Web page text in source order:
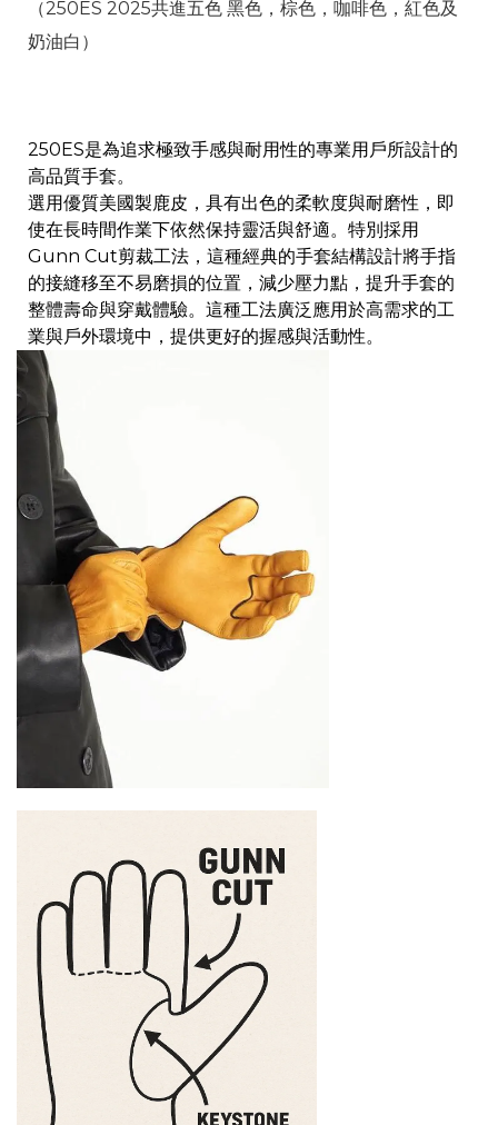
（250ES 2025共進五色 黑色，棕色，咖啡色，紅色及
奶油白）
250ES是為追求極致手感與耐用性的專業用戶所設計的
高品質手套。
選用優質美國製鹿皮，具有出色的柔軟度與耐磨性，即
使在長時間作業下依然保持靈活與舒適。特別採用
Gunn Cut剪裁工法，這種經典的手套結構設計將手指
的接縫移至不易磨損的位置，減少壓力點，提升手套的
整體壽命與穿戴體驗。這種工法廣泛應用於高需求的工
業與戶外環境中，提供更好的握感與活動性。